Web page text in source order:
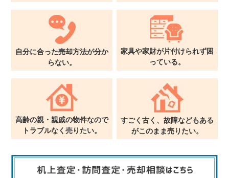
自分に合った売却方法が分か
らない。
家具や家財が片付けられず困
っている。
高齢の親・親戚の物件なので
トラブルなく売りたい。
すごく古く、故障などもある
がこのまま売りたい。